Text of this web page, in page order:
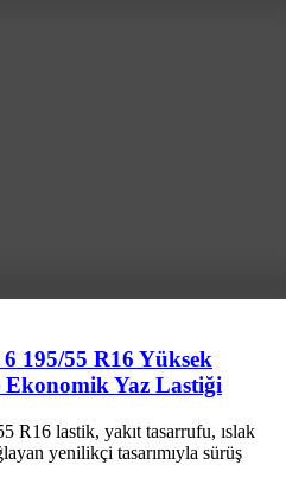
195/55 R16 Yüksek
Ekonomik Yaz Lastiği
R16 lastik, yakıt tasarrufu, ıslak
yenilikçi tasarımıyla sürüş